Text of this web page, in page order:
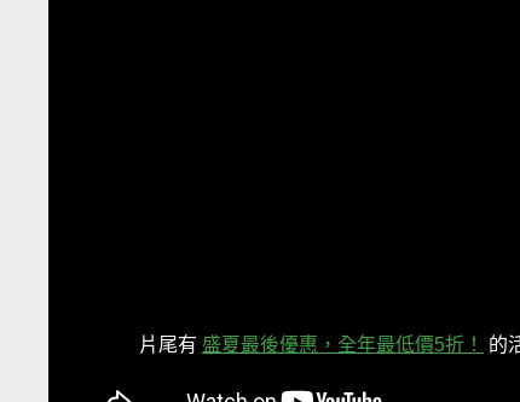
片尾有 盛夏最後優惠，全年最低價5折！ 的